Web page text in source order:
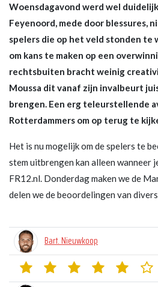
Woensdagavond werd wel
Feyenoord, mede door blessures,
spelers die op het veld stonden te
om kans te maken op een
rechtsbuiten bracht weinig
Moussa dit vanaf zijn invalbeurt
brengen. Een erg teleurstellende
Rotterdammers om op terug te
Het is nu mogelijk om de spelers te
stem uitbrengen kan alleen wanneer
FR12.nl. Donderdag maken we de
delen we de beoordelingen van
Bart. Nieuwkoop